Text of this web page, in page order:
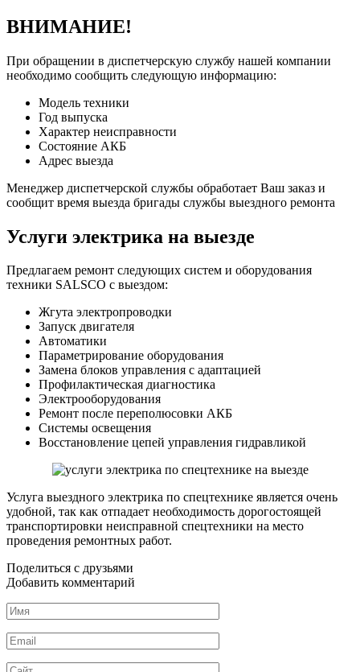
ВНИМАНИЕ!
При обращении в диспетчерскую службу нашей компании
необходимо сообщить следующую информацию:
Модель техники
Год выпуска
Характер неисправности
Состояние АКБ
Адрес выезда
Менеджер диспетчерской службы обработает Ваш заказ и
сообщит время выезда бригады службы выездного ремонта
Услуги электрика на выезде
Предлагаем ремонт следующих систем и оборудования
техники SALSCO с выездом:
Жгута электропроводки
Запуск двигателя
Автоматики
Параметрирование оборудования
Замена блоков управления с адаптацией
Профилактическая диагностика
Электрооборудования
Ремонт после переполюсовки АКБ
Системы освещения
Восстановление цепей управления гидравликой
Услуга выездного электрика по спецтехнике является очень
удобной, так как отпадает необходимость дорогостоящей
транспортировки неисправной спецтехники на место
проведения ремонтных работ.
Поделиться с друзьями
Добавить комментарий
Имя
*
Email
*
Сайт